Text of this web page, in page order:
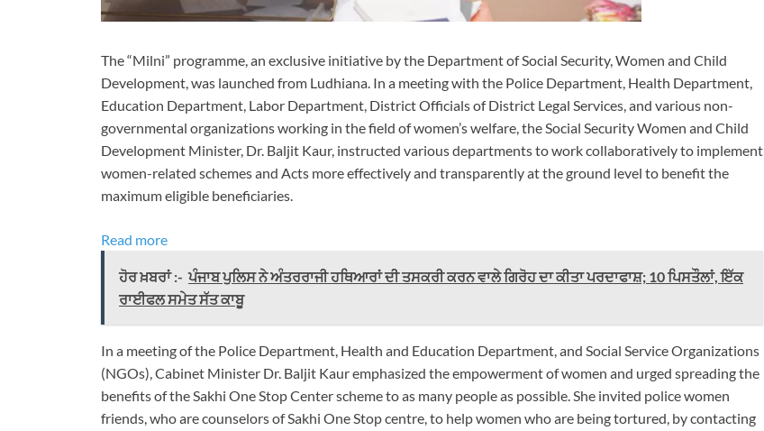
The “Milni” programme, an exclusive initiative by the Department of Social Security, Women and Child
Development, was launched from Ludhiana. In a meeting with the Police Department, Health Department,
Education Department, Labor Department, District Officials of District Legal Services, and various non-
governmental organizations working in the field of women’s welfare, the Social Security Women and Child
Development Minister, Dr. Baljit Kaur, instructed various departments to work collaboratively to implement
women-related schemes and Acts more effectively and transparently at the ground level to benefit the
maximum eligible beneficiaries.
Read more
ਹੋਰ ਖ਼ਬਰਾਂ :- ਪੰਜਾਬ ਪੁਲਿਸ ਨੇ ਅੰਤਰਰਾਜੀ ਹਥਿਆਰਾਂ ਦੀ ਤਸਕਰੀ ਕਰਨ ਵਾਲੇ ਗਿਰੋਹ ਦਾ ਕੀਤਾ ਪਰਦਾਫਾਸ਼; 10 ਪਿਸਤੌਲਾਂ, ਇੱਕ
ਰਾਈਫਲ ਸਮੇਤ ਸੱਤ ਕਾਬੂ
In a meeting of the Police Department, Health and Education Department, and Social Service Organizations
(NGOs), Cabinet Minister Dr. Baljit Kaur emphasized the empowerment of women and urged spreading the
benefits of the Sakhi One Stop Center scheme to as many people as possible. She invited police women
friends, who are counselors of Sakhi One Stop centre, to help women who are being tortured, by contacting